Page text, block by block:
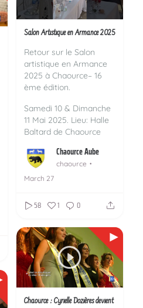
Salon Artistique en Armance 2025
Retour sur le Salon
artistique en Armance
2025 à Chaource– 16
ème édition.
Samedi 10 & Dimanche
11 Mai 2025. Lieu: Halle
Baltard de Chaource
Chaource Aube
chaource
March 27
58 1 0
Chaource : Cyrielle Dozières devient